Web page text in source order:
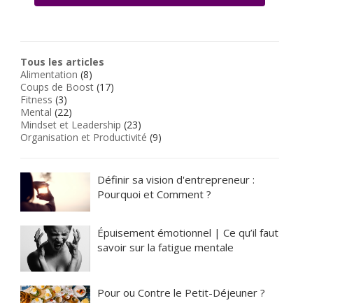
Tous les articles
Alimentation (8)
Coups de Boost (17)
Fitness (3)
Mental (22)
Mindset et Leadership (23)
Organisation et Productivité (9)
Définir sa vision d'entrepreneur :
Pourquoi et Comment ?
Épuisement émotionnel | Ce qu’il faut
savoir sur la fatigue mentale
Pour ou Contre le Petit-Déjeuner ?